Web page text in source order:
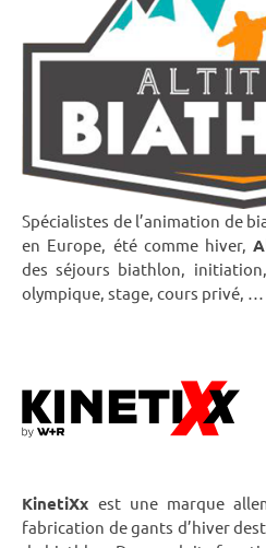
Spécialistes de l’animation de
en Europe, été comme hiver,
des séjours biathlon,
olympique, stage, cours privé, …
KinetiXx est une marque
fabrication de gants d’hiver